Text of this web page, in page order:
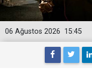
15:45
06 Ağustos 2026